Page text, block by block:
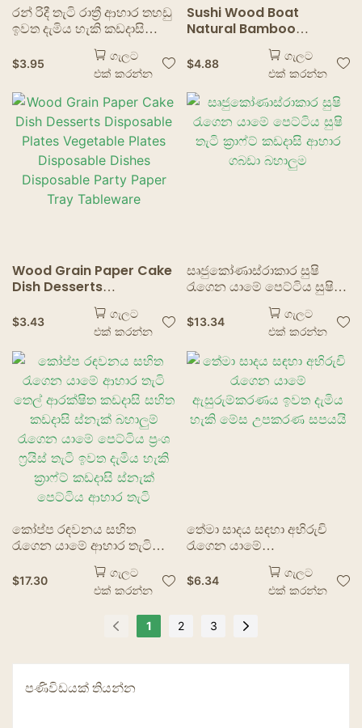
රන් රිදී තැටි රාත්‍රී ආහාර තහඩු
ඉවත දැමිය හැකි කඩදාසි
තහඩුව උපන්දින මංගල
උත්සව මේස උපකරණ රන්
ඉවත දැමිය හැකි කඩදාසි තැටි
$3.95
ගැලට
එක් කරන්න
Sushi Wood Boat
Natural Bamboo
Disposable Salad
Dessert Pine Cake Boat
Snack Bowl Sushi Tray
Disposable Wood
Serving Boat
$4.88
ගැලට
එක් කරන්න
Wood Grain Paper Cake
Dish Desserts
Disposable Plates
Vegetable Plates
Disposable Dishes
Disposable Party Paper
Tray Tableware
$3.43
ගැලට
එක් කරන්න
සෘජුකෝණාස්රාකාර සුෂි
රැගෙන යාමේ පෙට්ටිය සුෂි
තැටි ක්‍රාෆ්ට් කඩදාසි ආහාර
ගබඩා බහාලුම
$13.34
ගැලට
එක් කරන්න
කෝප්ප රඳවනය සහිත
රැගෙන යාමේ ආහාර තැටි
තෙල් ආරක්ෂිත කඩදාසි සහිත
කඩදාසි ස්නැක් බහාලුම්
රැගෙන යාමේ පෙට්ටිය ප්‍රංශ
ෆ්‍රයිස් තැටි ඉවත දැමිය හැකි
ක්‍රාෆ්ට් කඩදාසි ස්නැක්
$17.30
ගැලට
එක් කරන්න
තේමා සාදය සඳහා අභිරුචි
රැගෙන යාමේ
ඇසුරුම්කරණය ඉවත දැමිය
හැකි මේස උපකරණ සපයයි
$6.34
ගැලට
එක් කරන්න
1 2 3
පණිවිඩයක් තියන්න